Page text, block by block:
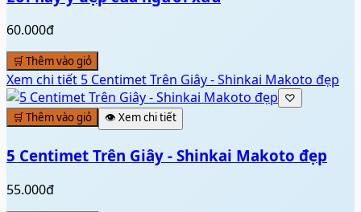
60.000đ
🛒 Thêm vào giỏ
Xem chi tiết 5 Centimet Trên Giây - Shinkai Makoto đẹp
♡
🛒 Thêm vào giỏ
👁️ Xem chi tiết
5 Centimet Trên Giây - Shinkai Makoto đẹp
55.000đ